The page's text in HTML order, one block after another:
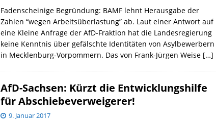
Fadenscheinige Begründung: BAMF lehnt Herausgabe der
Zahlen “wegen Arbeitsüberlastung” ab. Laut einer Antwort auf
eine Kleine Anfrage der AfD-Fraktion hat die Landesregierung
keine Kenntnis über gefälschte Identitäten von Asylbewerbern
in Mecklenburg-Vorpommern. Das von Frank-Jürgen Weise […]
AfD-Sachsen: Kürzt die Entwicklungshilfe
für Abschiebeverweigerer!
9. Januar 2017